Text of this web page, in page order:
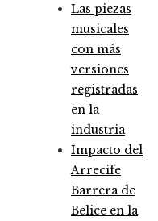
Las piezas
musicales
con más
versiones
registradas
en la
industria
Impacto del
Arrecife
Barrera de
Belice en la